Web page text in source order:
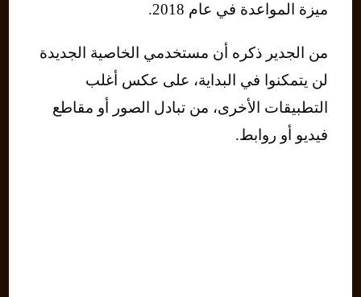
ميزة المواعدة في عام 2018.
من الجدير ذكره أن مستخدمي الخاصية الجديدة
لن يتمكنوا في البداية، على عكس أغلب
التطبيقات الأخرى، من تبادل الصور أو مقاطع
فيديو أو روابط.